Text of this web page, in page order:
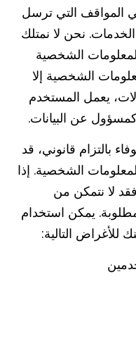
المواقف التي ترسل
نحن لا نمتلك
الشخصية
الشخصية إلا
يعمل المستخدم
عن البيانات.
بالتزام قانوني، قد
الشخصية. إذا
لا نتمكن من
يمكن استخدام
للأغراض التالية: